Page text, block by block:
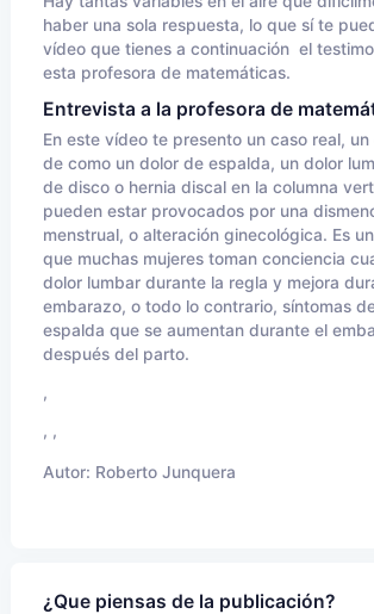
haber una sola respuesta, lo que sí te
vídeo que tienes a continuación el
esta profesora de matemáticas.
Entrevista a la profesora de
En este vídeo te presento un caso real, un
de como un dolor de espalda, un dolor
de disco o hernia discal en la columna
pueden estar provocados por una
menstrual, o alteración ginecológica. Es
que muchas mujeres toman conciencia
dolor lumbar durante la regla y mejora
embarazo, o todo lo contrario, síntomas
espalda que se aumentan durante el
después del parto.
,
, ,
Autor: Roberto Junquera
¿Que piensas de la publicación?